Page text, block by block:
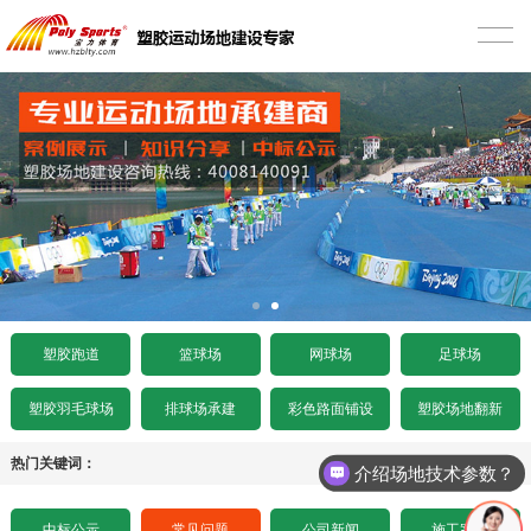
塑胶跑道 篮球场 网球场 足球场
塑胶羽毛球场 排球场承建 彩色路面铺设 塑胶场地翻新
热门关键词：
首页
塑胶跑道
混合型塑胶跑道
透气型塑胶跑道
预制型塑胶跑道
施工案例
沥青基础要求
篮球场
硅PU篮球场
EPDM篮球场
室内木地板篮球场
水泥基础要求
网球场
丙烯酸网球场
硅PU网球场
人造草坪网球场
施工案例
人造草足球场
悬浮拼装足球场
工程项目
塑胶球场施工
其它运动场地施工
中标公示
介绍场地技术参数？